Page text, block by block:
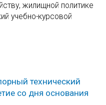
жилищной политике
учебно-курсовой
технический
со дня основания